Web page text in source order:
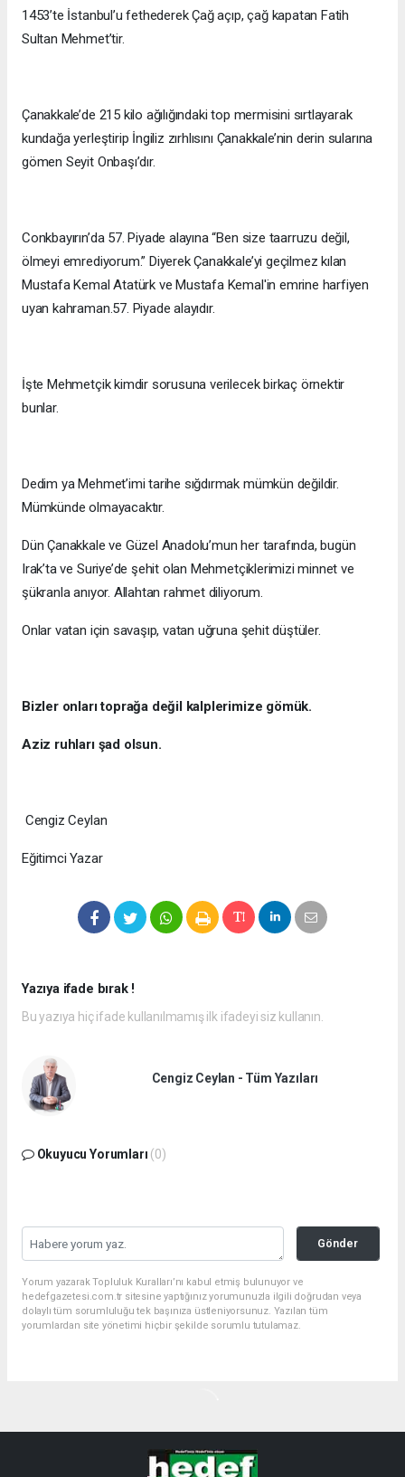
1453’te İstanbul’u fethederek Çağ açıp, çağ kapatan Fatih
Sultan Mehmet’tir.
Çanakkale’de 215 kilo ağılığındaki top mermisini sırtlayarak
kundağa yerleştirip İngiliz zırhlısını Çanakkale’nin derin sularına
gömen Seyit Onbaşı’dır.
Conkbayırın’da 57. Piyade alayına “Ben size taarruzu değil,
ölmeyi emrediyorum.” Diyerek Çanakkale’yi geçilmez kılan
Mustafa Kemal Atatürk ve Mustafa Kemal'in emrine harfiyen
uyan kahraman.57. Piyade alayıdır.
İşte Mehmetçik kimdir sorusuna verilecek birkaç örnektir
bunlar.
Dedim ya Mehmet’imi tarihe sığdırmak mümkün değildir.
Mümkünde olmayacaktır.
Dün Çanakkale ve Güzel Anadolu’mun her tarafında, bugün
Irak’ta ve Suriye’de şehit olan Mehmetçiklerimizi minnet ve
şükranla anıyor. Allahtan rahmet diliyorum.
Onlar vatan için savaşıp, vatan uğruna şehit düştüler.
Bizler onları toprağa değil kalplerimize gömük.
Aziz ruhları şad olsun.
Cengiz Ceylan
Eğitimci Yazar
Yazıya ifade bırak !
Bu yazıya hiç ifade kullanılmamış ilk ifadeyi siz kullanın.
Cengiz Ceylan - Tüm Yazıları
Okuyucu Yorumları (0)
Gönder
Yorum yazarak Topluluk Kuralları’nı kabul etmiş bulunuyor ve
hedefgazetesi.com.tr sitesine yaptığınız yorumunuzla ilgili doğrudan veya
dolaylı tüm sorumluluğu tek başınıza üstleniyorsunuz. Yazılan tüm
yorumlardan site yönetimi hiçbir şekilde sorumlu tutulamaz.